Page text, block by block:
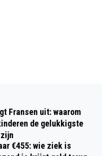
Fransen uit: waarom
de gelukkigste
€455: wie ziek is